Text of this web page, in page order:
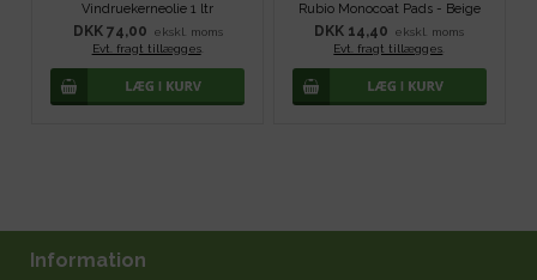
Vindruekerneolie 1 ltr
DKK 74,00
ekskl. moms
Evt. fragt tillægges.
Rubio Monocoat Pads - Beige
DKK 14,40
ekskl. moms
Evt. fragt tillægges
Information